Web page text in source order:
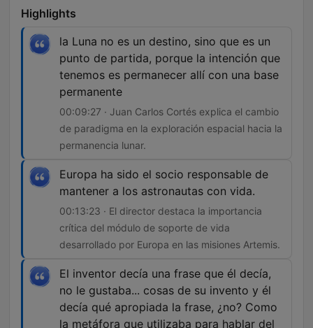
Highlights
la Luna no es un destino, sino que es un
punto de partida, porque la intención que
tenemos es permanecer allí con una base
permanente
00:09:27 · Juan Carlos Cortés explica el cambio
de paradigma en la exploración espacial hacia la
permanencia lunar.
Europa ha sido el socio responsable de
mantener a los astronautas con vida.
00:13:23 · El director destaca la importancia
crítica del módulo de soporte de vida
desarrollado por Europa en las misiones Artemis.
El inventor decía una frase que él decía,
no le gustaba... cosas de su invento y él
decía qué apropiada la frase, ¿no? Como
la metáfora que utilizaba para hablar del